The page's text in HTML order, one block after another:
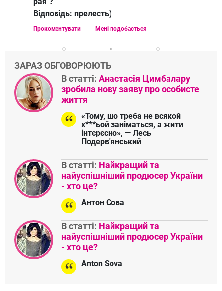
Відповідь: прелесть)
Прокоментувати Мені подобається
ЗАРАЗ ОБГОВОРЮЮТЬ
В статті: Анастасія Цимбалару
зробила нову заяву про особисте
життя
«Тому, шо треба не всякой
х***ьой заніматься, а жити
інтєрєсно», — Лесь
Подерв'янський
В статті: Найкращий та
найуспішніший продюсер України
- хто це?
Антон Сова
В статті: Найкращий та
найуспішніший продюсер України
- хто це?
Anton Sova